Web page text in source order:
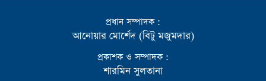
প্রধান সম্পাদক :
আনোয়ার মোর্শেদ (বিটু মজুমদার)
প্রকাশক ও সম্পাদক :
শারমিন সুলতানা